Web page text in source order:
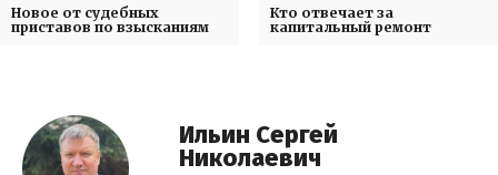
Новое от судебных
приставов по взысканиям
Кто отвечает за
капитальный ремонт
Ильин Сергей
Николаевич